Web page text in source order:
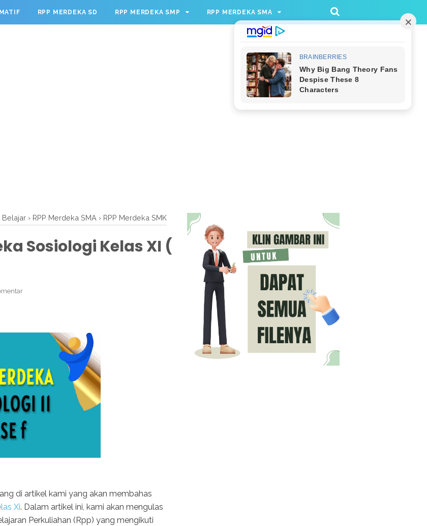
{ googletag.defineSlot('/23209888932/rppmer', [336, 280], 'div-gpt-ad-1733174991559-
googletag.enableServices(); });
RPP MERDEKA SD RPP MERDEKA SMP RPP MERDEKA SMA
Belajar › RPP Merdeka SMA › RPP Merdeka SMK
Sosiologi Kelas XI (
di artikel kami yang akan membahas
Xi. Dalam artikel ini, kami akan mengulas
Perkuliahan (Rpp) yang mengikuti